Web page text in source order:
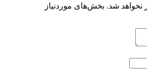
نخواهد شد. بخش‌های موردنیاز